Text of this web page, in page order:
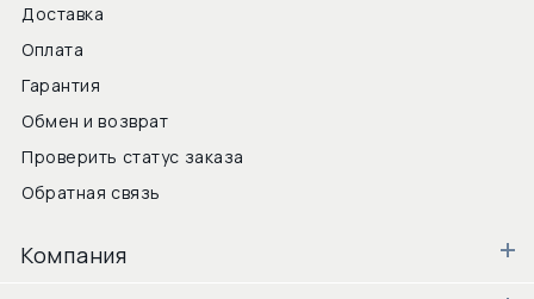
Доставка
Оплата
Гарантия
Обмен и возврат
Проверить статус заказа
Обратная связь
Компания